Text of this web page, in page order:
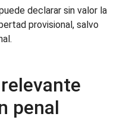
declarar sin valor la
provisional, salvo
penal